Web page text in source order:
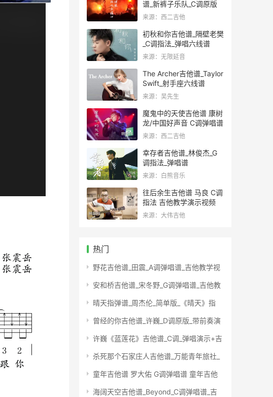
谱_新裤子乐队_C调原版
来源：西二吉他
初秋和你吉他谱_隔壁老樊
_C调指法_弹唱六线谱
来源：无限延音
The Archer吉他谱_Taylor
Swift_射手座六线谱
来源：吴先生
魔鬼中的天使吉他谱 康树
龙/中国好声音 C调弹唱谱
来源：西二吉他
幸存者吉他谱_林俊杰_G
调指法_弹唱谱
来源：白熊音乐
往后余生吉他谱 马良 C调
指法 吉他教学演示视频
来源：大伟吉他
热门
野花吉他谱_田震_A调弹唱谱_吉他教学视
安和桥吉他谱_宋冬野_G调弹唱谱_吉他教
晴天指弹谱_周杰伦_简单版_《晴天》指
曾经的你吉他谱_许巍_D调原版_带前奏演
许巍《蓝莲花》吉他谱_C调_弹唱演示+吉
杀死那个石家庄人吉他谱_万能青年旅社_
童年吉他谱 罗大佑 G调弹唱谱 童年吉他
海阔天空吉他谱_Beyond_C调弹唱谱_吉